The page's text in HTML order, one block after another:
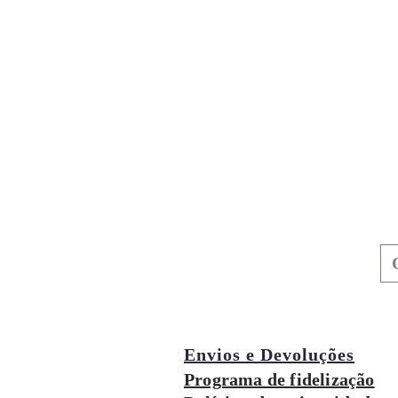
Envios e Devoluções
Programa de fidelização